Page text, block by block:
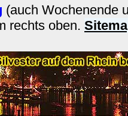
(auch Wochenende
rechts oben.